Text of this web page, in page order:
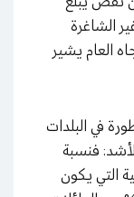
غير الشاغرة
العام يشير
في البلدات
فنسبة
التي يكون